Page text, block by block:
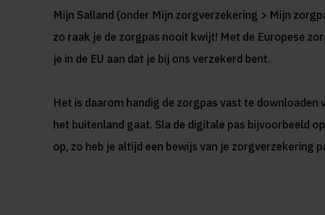
Mijn Salland (onder Mijn zorgverzekering > Mijn
zo raak je de zorgpas nooit kwijt! Met de Europese
je in de EU aan dat je bij ons verzekerd bent.
Het is daarom handig de zorgpas vast te downloaden
het buitenland gaat. Sla de digitale pas bijvoorbeeld
op, zo heb je altijd een bewijs van je zorgverzekering